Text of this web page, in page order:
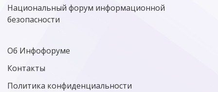
Национальный форум информационной
безопасности
Об Инфофоруме
Контакты
Политика конфиденциальности